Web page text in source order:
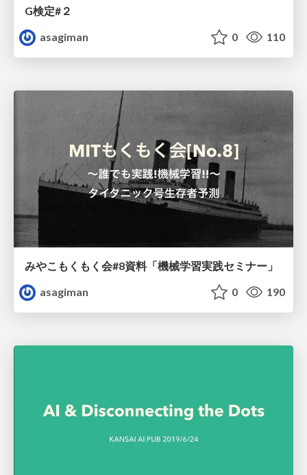
G検定#２
asagiman
0 110
みやこもくもく会#8資料「機械学習実践セミナー」
asagiman
0 190